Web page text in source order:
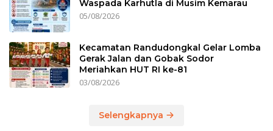
Waspada Karhutla di Musim Kemarau
05/08/2026
Kecamatan Randudongkal Gelar Lomba
Gerak Jalan dan Gobak Sodor
Meriahkan HUT RI ke-81
03/08/2026
Selengkapnya